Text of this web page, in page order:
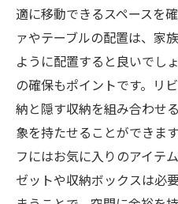
適に移動できるスペースを
ァやテーブルの配置は、家
ように配置すると良いでし
の確保もポイントです。リ
納と隠す収納を組み合わせ
象を持たせることができま
フにはお気に入りのアイテ
ゼットや収納ボックスは必